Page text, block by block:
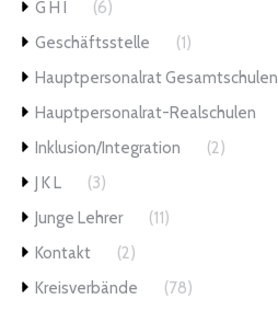
G H I
(6)
Geschäftsstelle
(1)
Hauptpersonalrat Gesamtschulen
Hauptpersonalrat-Realschulen
Inklusion/Integration
(2)
J K L
(3)
Junge Lehrer
(11)
Kontakt
(2)
Kreisverbände
(78)